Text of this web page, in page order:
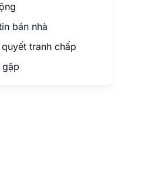
bán nhà
tranh chấp
gặp